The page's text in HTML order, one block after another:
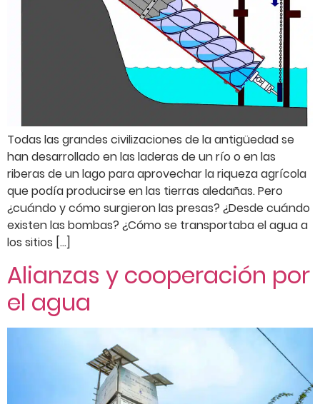
Todas las grandes civilizaciones de la antigüedad se
han desarrollado en las laderas de un río o en las
riberas de un lago para aprovechar la riqueza agrícola
que podía producirse en las tierras aledañas. Pero
¿cuándo y cómo surgieron las presas? ¿Desde cuándo
existen las bombas? ¿Cómo se transportaba el agua a
los sitios […]
Alianzas y cooperación por
el agua